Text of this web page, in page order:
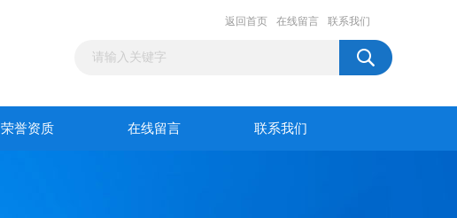
返回首页 在线留言 联系我们
荣誉资质 在线留言 联系我们